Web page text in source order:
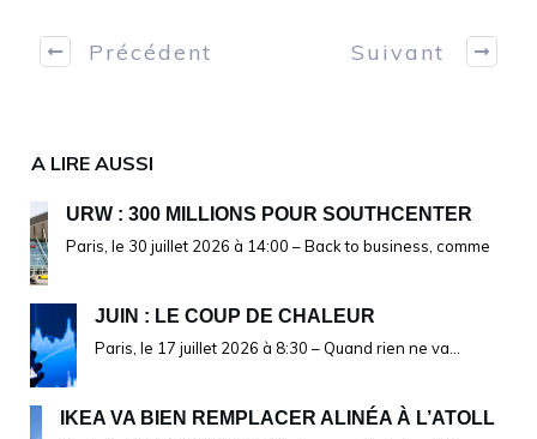
Précédent Suivant
A LIRE AUSSI
URW : 300 MILLIONS POUR SOUTHCENTER
Paris, le 30 juillet 2026 à 14:00 – Back to business, comme
JUIN : LE COUP DE CHALEUR
Paris, le 17 juillet 2026 à 8:30 – Quand rien ne va…
IKEA VA BIEN REMPLACER ALINÉA À L’ATOLL